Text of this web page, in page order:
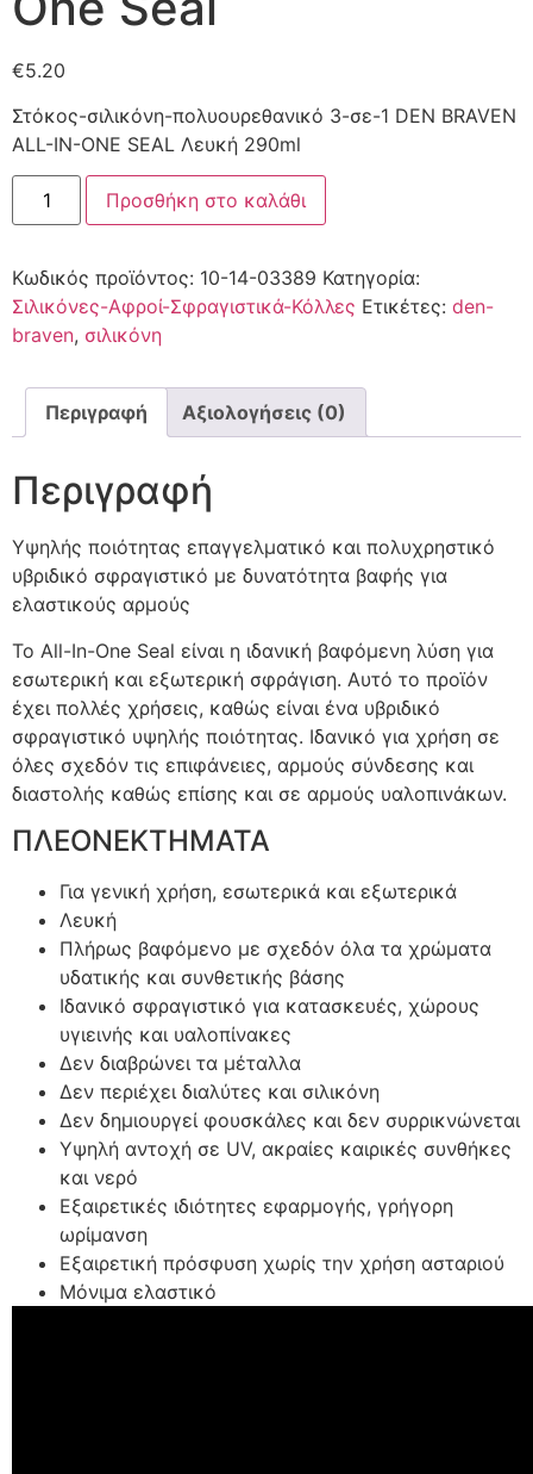
€5.20
Στόκoς-σιλικόνη-πoλυoυρεθανικό 3-σε-1 DEN BRAVEN
ALL-IN-ONE SEAL Λευκή 290ml
Προσθήκη στο καλάθι
Κωδικός προϊόντος: 10-14-03389 Κατηγορία:
Σιλικόνες-Αφροί-Σφραγιστικά-Κόλλες Ετικέτες: den-
braven, σιλικόνη
Περιγραφή Αξιολογήσεις (0)
Περιγραφή
Υψηλής ποιότητας επαγγελματικό και πολυχρηστικό
υβριδικό σφραγιστικό με δυνατότητα βαφής για
ελαστικούς αρμούς
Το All-In-One Seal είναι η ιδανική βαφόμενη λύση για
εσωτερική και εξωτερική σφράγιση. Αυτό το προϊόν
έχει πολλές χρήσεις, καθώς είναι ένα υβριδικό
σφραγιστικό υψηλής ποιότητας. Ιδανικό για χρήση σε
όλες σχεδόν τις επιφάνειες, αρμούς σύνδεσης και
διαστολής καθώς επίσης και σε αρμούς υαλοπινάκων.
ΠΛΕΟΝΕΚΤΗΜΑΤΑ
Για γενική χρήση, εσωτερικά και εξωτερικά
Λευκή
Πλήρως βαφόμενο με σχεδόν όλα τα χρώματα
υδατικής και συνθετικής βάσης
Ιδανικό σφραγιστικό για κατασκευές, χώρους
υγιεινής και υαλοπίνακες
Δεν διαβρώνει τα μέταλλα
Δεν περιέχει διαλύτες και σιλικόνη
Δεν δημιουργεί φουσκάλες και δεν συρρικνώνεται
Υψηλή αντοχή σε UV, ακραίες καιρικές συνθήκες
και νερό
Εξαιρετικές ιδιότητες εφαρμογής, γρήγορη
ωρίμανση
Εξαιρετική πρόσφυση χωρίς την χρήση ασταριού
Μόνιμα ελαστικό